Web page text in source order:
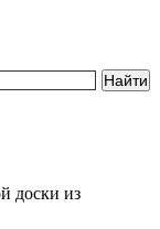
доски из